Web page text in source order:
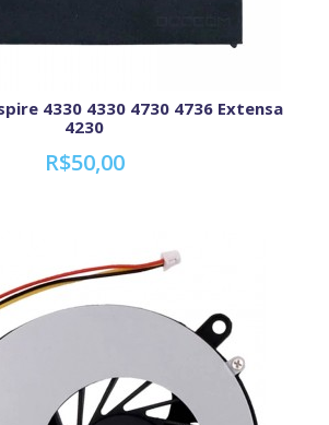
4330 4330 4730 4736 Extensa
4230
R$50,00